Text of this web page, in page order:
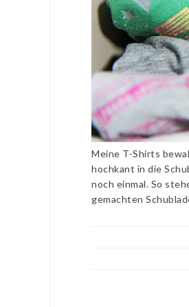
Meine T-Shirts
hochkant in die
noch einmal. So
gemachten